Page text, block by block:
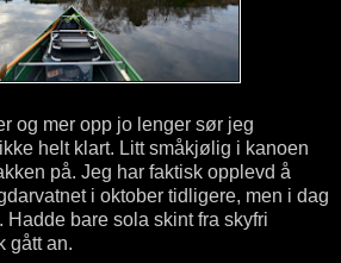
og mer opp jo lenger sør jeg
helt klart. Litt småkjølig i kanoen
på. Jeg har faktisk opplevd å
i oktober tidligere, men i dag
bare sola skint fra skyfri
gått an.